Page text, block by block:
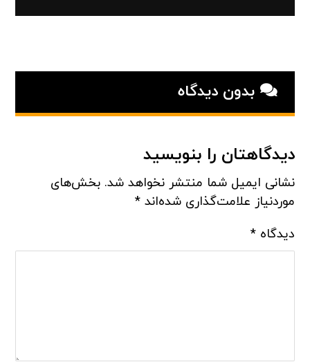
بدون دیدگاه
دیدگاهتان را بنویسید
نشانی ایمیل شما منتشر نخواهد شد. بخش‌های
موردنیاز علامت‌گذاری شده‌اند*
دیدگاه*